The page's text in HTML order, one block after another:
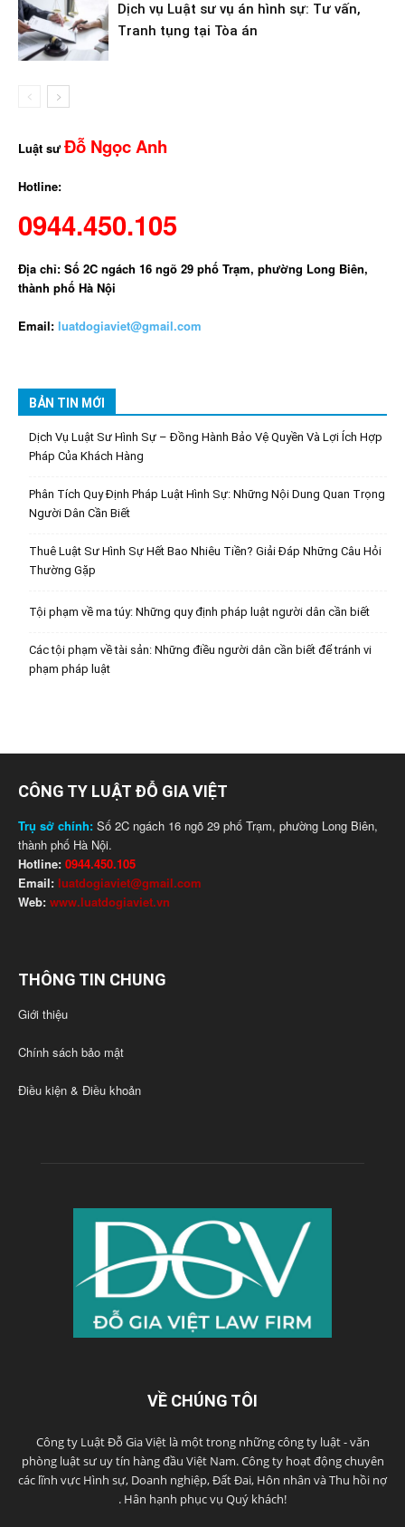
Dịch vụ Luật sư vụ án hình sự: Tư vấn,
Tranh tụng tại Tòa án
Luật sưĐỗ Ngọc Anh
Hotline:
0944.450.105
Địa chỉ: Số 2C ngách 16 ngõ 29 phố Trạm, phường Long Biên,
thành phố Hà Nội
Email: luatdogiaviet@gmail.com
BẢN TIN MỚI
Dịch Vụ Luật Sư Hình Sự – Đồng Hành Bảo Vệ Quyền Và Lợi Ích Hợp
Pháp Của Khách Hàng
Phân Tích Quy Định Pháp Luật Hình Sự: Những Nội Dung Quan Trọng
Người Dân Cần Biết
Thuê Luật Sư Hình Sự Hết Bao Nhiêu Tiền? Giải Đáp Những Câu Hỏi
Thường Gặp
Tội phạm về ma túy: Những quy định pháp luật người dân cần biết
Các tội phạm về tài sản: Những điều người dân cần biết để tránh vi
phạm pháp luật
CÔNG TY LUẬT ĐỖ GIA VIỆT
Trụ sở chính: Số 2C ngách 16 ngõ 29 phố Trạm, phường Long Biên,
thành phố Hà Nội.
Hotline: 0944.450.105
Email: luatdogiaviet@gmail.com
Web: www.luatdogiaviet.vn
THÔNG TIN CHUNG
Giới thiệu
Chính sách bảo mật
Điều kiện & Điều khoản
VỀ CHÚNG TÔI
Công ty Luật Đỗ Gia Việt là một trong những công ty luật - văn
phòng luật sư uy tín hàng đầu Việt Nam. Công ty hoạt động chuyên
các lĩnh vực Hình sự, Doanh nghiệp, Đất Đai, Hôn nhân và Thu hồi nợ
. Hân hạnh phục vụ Quý khách!